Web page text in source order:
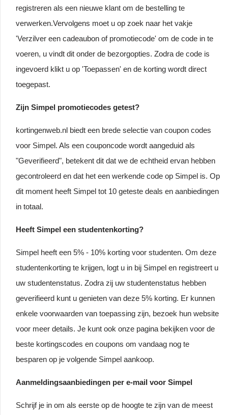
registreren als een nieuwe klant om de bestelling te
verwerken.Vervolgens moet u op zoek naar het vakje
'Verzilver een cadeaubon of promotiecode' om de code in te
voeren, u vindt dit onder de bezorgopties. Zodra de code is
ingevoerd klikt u op 'Toepassen' en de korting wordt direct
toegepast.
Zijn Simpel promotiecodes getest?
kortingenweb.nl biedt een brede selectie van coupon codes
voor Simpel. Als een couponcode wordt aangeduid als
"Geverifieerd", betekent dit dat we de echtheid ervan hebben
gecontroleerd en dat het een werkende code op Simpel is. Op
dit moment heeft Simpel tot 10 geteste deals en aanbiedingen
in totaal.
Heeft Simpel een studentenkorting?
Simpel heeft een 5% - 10% korting voor studenten. Om deze
studentenkorting te krijgen, logt u in bij Simpel en registreert u
uw studentenstatus. Zodra zij uw studentenstatus hebben
geverifieerd kunt u genieten van deze 5% korting. Er kunnen
enkele voorwaarden van toepassing zijn, bezoek hun website
voor meer details. Je kunt ook onze pagina bekijken voor de
beste kortingscodes en coupons om vandaag nog te
besparen op je volgende Simpel aankoop.
Aanmeldingsaanbiedingen per e-mail voor Simpel
Schrijf je in om als eerste op de hoogte te zijn van de meest